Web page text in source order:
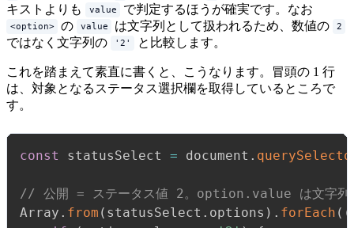
キストよりも
value で判定するほうが確実です。なお
<option> の value は文字列として扱われるため、数値の 2
ではなく文字列の '2' と比較します。
これを踏まえて素直に書くと、こうなります。冒頭の 1 行
は、対象となるステータス選択欄を取得しているところで
す。
const statusSelect = document .
// 公開 = ステータス値 2。option.value は文字列
Array . from ( statusSelect . options ) . forEach ( (